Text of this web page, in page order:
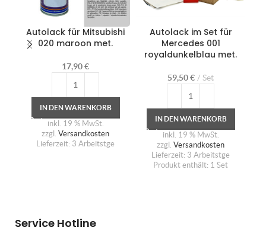
Autolack für Mitsubishi
020 maroon met.
17,90€
IN DEN WARENKORB
inkl. 19 % MwSt.
zzgl. Versandkosten
Lieferzeit: 3 Arbeitstge
Autolack im Set für
Mercedes 001
royaldunkelblau met.
59,50€ Set
IN DEN WARENKORB
inkl. 19 % MwSt.
zzgl. Versandkosten
Lieferzeit: 3 Arbeitstge
Produkt enthält: 1 Set
Service Hotline